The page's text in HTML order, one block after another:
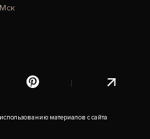
материалов с сайта